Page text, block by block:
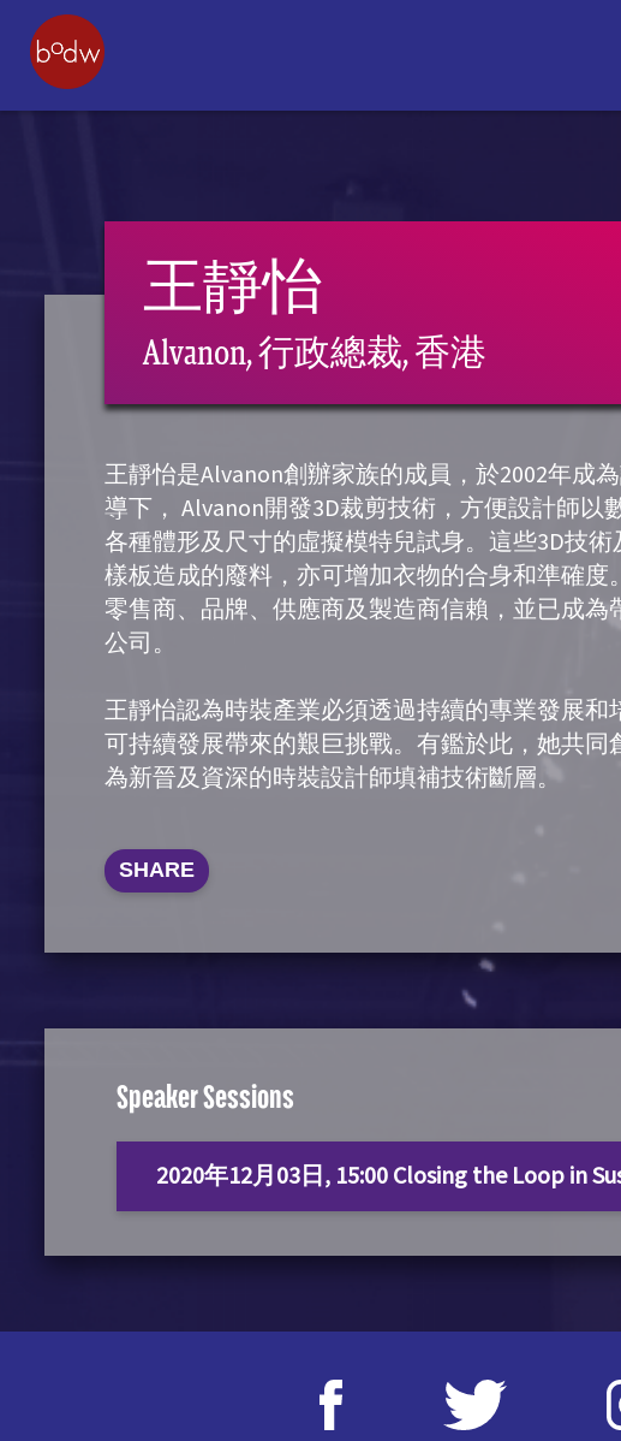
王靜怡
Alvanon, 行政總裁, 香港
王靜怡是Alvanon創辦家族的成員，於2002年成
導下， Alvanon開發3D裁剪技術，方便設計師以
各種體形及尺寸的虛擬模特兒試身。這些3D技
樣板造成的廢料，亦可增加衣物的合身和準確度
零售商、品牌、供應商及製造商信賴，並已成
公司。
王靜怡認為時裝產業必須透過持續的專業發展
可持續發展帶來的艱巨挑戰。有鑑於此，她共同
為新晉及資深的時裝設計師填補技術斷層。
SHARE
Speaker Sessions
2020年12月03日, 15:00 Closing the Loop in